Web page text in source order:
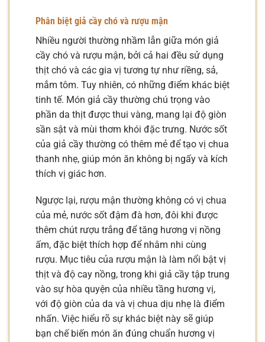
Phân biệt giả cầy chó và rượu mận
Nhiều người thường nhầm lẫn giữa món giả
cầy chó và rượu mận, bởi cả hai đều sử dụng
thịt chó và các gia vị tương tự như riềng, sả,
mắm tôm. Tuy nhiên, có những điểm khác biệt
tinh tế. Món giả cầy thường chú trọng vào
phần da thịt được thui vàng, mang lại độ giòn
sần sật và mùi thơm khói đặc trưng. Nước sốt
của giả cầy thường có thêm mẻ để tạo vị chua
thanh nhẹ, giúp món ăn không bị ngấy và kích
thích vị giác hơn.
Ngược lại, rượu mận thường không có vị chua
của mẻ, nước sốt đậm đà hơn, đôi khi được
thêm chút rượu trắng để tăng hương vị nồng
ấm, đặc biệt thích hợp để nhâm nhi cùng
rượu. Mục tiêu của rượu mận là làm nổi bật vị
thịt và độ cay nồng, trong khi giả cầy tập trung
vào sự hòa quyện của nhiều tầng hương vị,
với độ giòn của da và vị chua dịu nhẹ là điểm
nhấn. Việc hiểu rõ sự khác biệt này sẽ giúp
bạn chế biến món ăn đúng chuẩn hương vị